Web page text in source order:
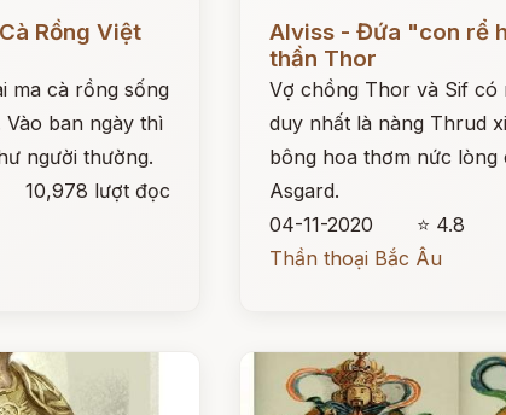
Rồng Việt
ma cà rồng sống
ban ngày thì
người thường.
10,978 lượt đọc
Alviss - Đứa "con rể
thần Thor
Vợ chồng Thor và Sif có
duy nhất là nàng Thrud
bông hoa thơm nức lòng
Asgard.
04-11-2020
⭐ 4.8
Thần thoại Bắc Âu